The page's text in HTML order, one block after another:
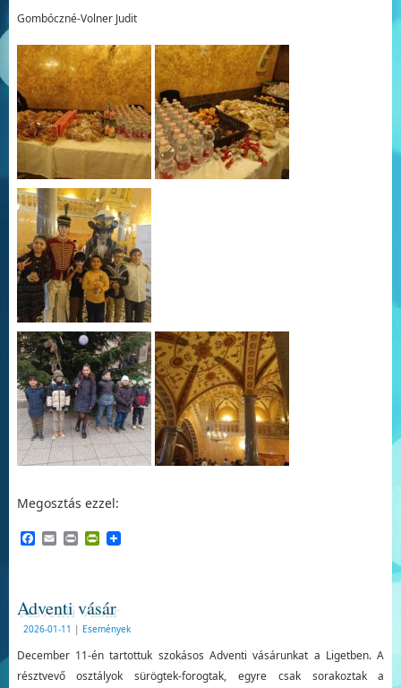
Gombóczné-Volner Judit
Megosztás ezzel:
Facebook
EmailPrintPrintFriendly
Adventi vásár
2026-01-11 | Események
December 11-én tartottuk szokásos Adventi vásárunkat a Ligetben. A
résztvevő osztályok sürögtek-forogtak, egyre csak sorakoztak a